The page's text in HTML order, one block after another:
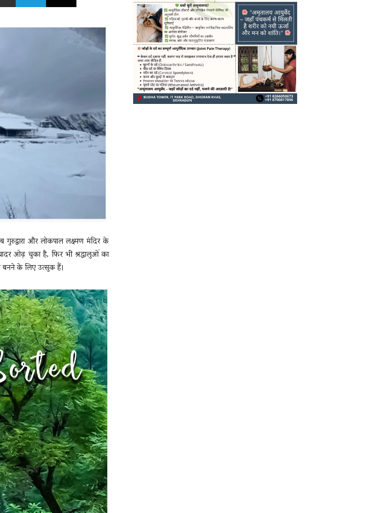
गुरुद्वारा और लोकपाल लक्ष्मण मंदिर के
ओढ़ चुका है, फिर भी श्रद्धालुओं का
बनने के लिए उत्सुक हैं।